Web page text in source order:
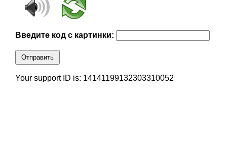
Введите код с картинки:
Отправить
Your support ID is: 14141199132303310052